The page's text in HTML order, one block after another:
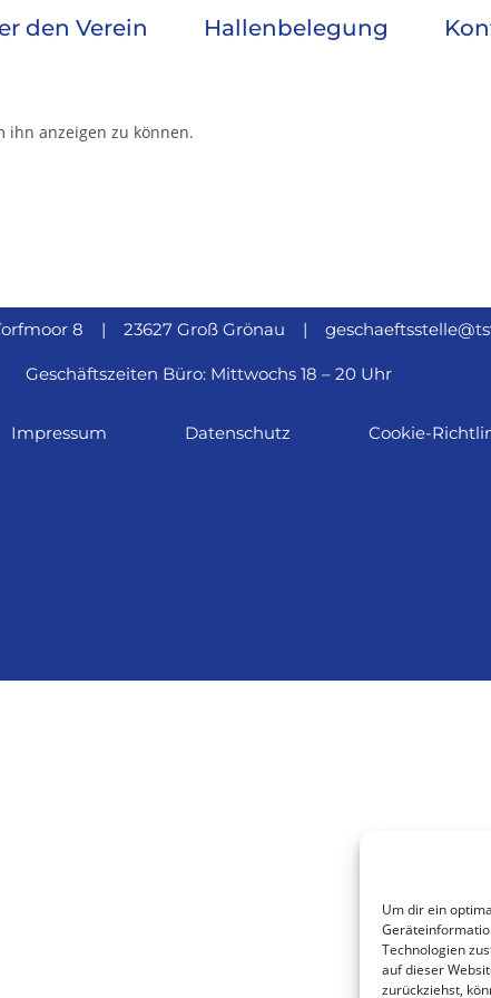
Um dir ein
Technologien
auf dieser
zurückziehst,
den Verein Hallenbelegung
ihn anzeigen zu können.
8 | 23627 Groß Grönau |
Geschäftszeiten Büro: Mittwochs 18 – 20 Uhr
Impressum Datenschutz Cookie-